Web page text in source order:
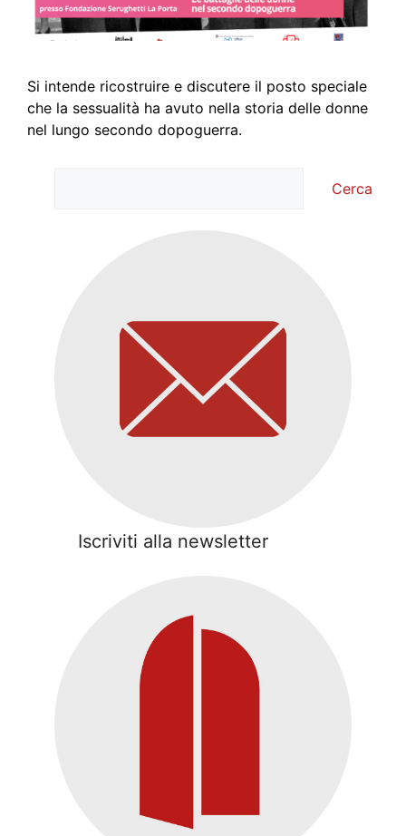
Si intende ricostruire e discutere il posto speciale
che la sessualità ha avuto nella storia delle donne
nel lungo secondo dopoguerra.
Cerca
Iscriviti alla newsletter